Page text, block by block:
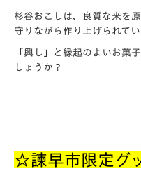
杉谷おこしは、良質な米を
守りながら作り上げられてい
「興し」と縁起のよいお菓
しょうか？
☆諫早市限定グ